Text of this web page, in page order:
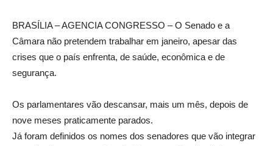
BRASÍLIA – AGENCIA CONGRESSO – O Senado e a
Câmara não pretendem trabalhar em janeiro, apesar das
crises que o país enfrenta, de saúde, econômica e de
segurança.
Os parlamentares vão descansar, mais um mês, depois de
nove meses praticamente parados.
Já foram definidos os nomes dos senadores que vão integrar